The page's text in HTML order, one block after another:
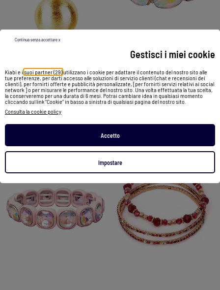
Gestisci i miei cookie
Kiabi e i suoi partner (29)utilizzano i cookie per adattare il contenuto del nostro sito alle
tue preferenze, per darti accesso alle soluzioni di servizio clienti (chat e recensioni dei
clienti), per fornirti offerte e pubblicità personalizzate, [per fornirti servizi relativi ai social
network ] o per misurare le performance del nostro sito. Una volta effettuata la tua scelta,
la conserveremo per una durata di 6 mesi. Potrai cambiare idea in qualsiasi momento
cliccando sul link "Cookie" in basso a sinistra di qualsiasi pagina del nostro sito.
Consulta la cookie policy
Accetto
Impostare
Continua senza accettare x
39,27 €
Vedi prodotto
11,30 €
Vedi prodotto
1/5 1/5